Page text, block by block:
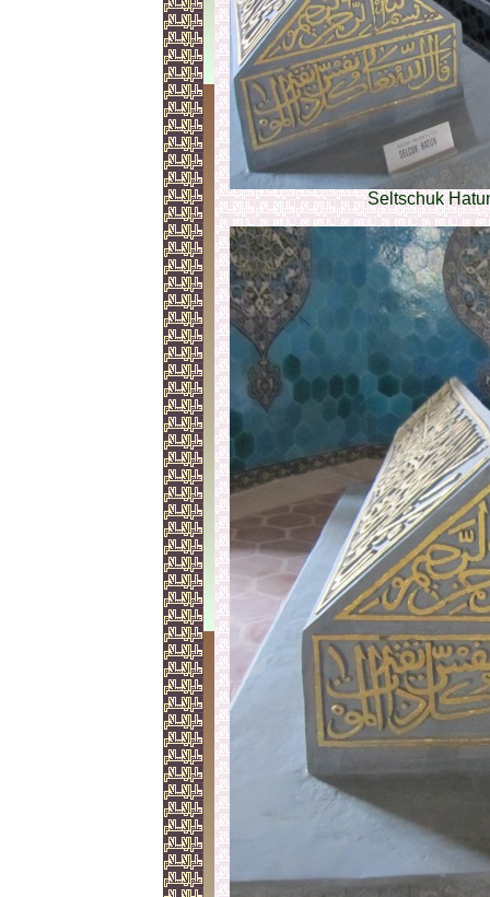
Seltschuk